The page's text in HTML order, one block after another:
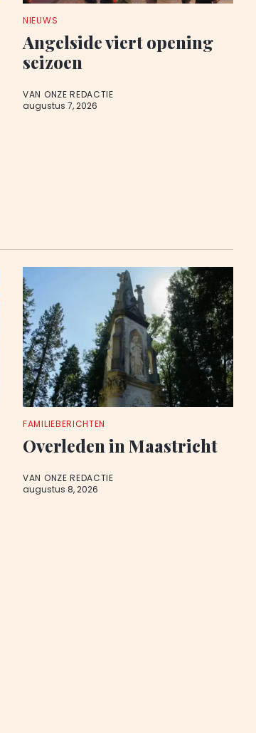
NIEUWS
Angelside viert opening
seizoen
VAN ONZE REDACTIE
augustus 7, 2026
FAMILIEBERICHTEN
Overleden in Maastricht
VAN ONZE REDACTIE
augustus 8, 2026